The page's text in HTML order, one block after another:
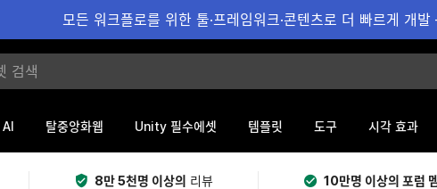
모든 워크플로를 위한 툴·프레임워크·콘텐츠로 더 빠르게 개
AI 탈중앙화웹 Unity 필수에셋 템플릿 도구 시각 효과
8만 5천명 이상의 리뷰 10만명 이상의 포럼